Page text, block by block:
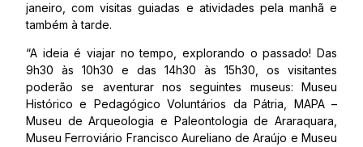
janeiro, com visitas guiadas e atividades pela manhã e
também à tarde.
“A ideia é viajar no tempo, explorando o passado! Das
9h30 às 10h30 e das 14h30 às 15h30, os visitantes
poderão se aventurar nos seguintes museus: Museu
Histórico e Pedagógico Voluntários da Pátria, MAPA –
Museu de Arqueologia e Paleontologia de Araraquara,
Museu Ferroviário Francisco Aureliano de Araújo e Museu